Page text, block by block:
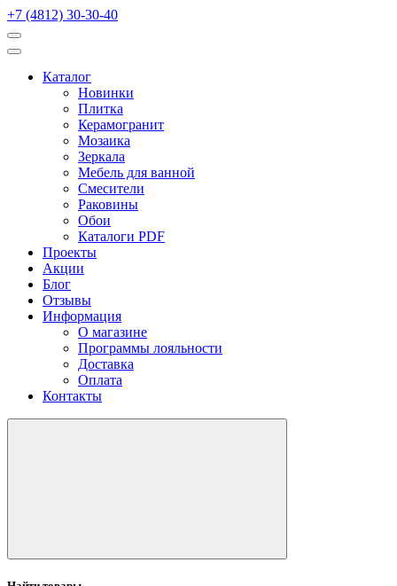
+7 (4812) 30-30-40
Каталог
Новинки
Плитка
Керамогранит
Мозаика
Зеркала
Мебель для ванной
Смесители
Раковины
Обои
Каталоги PDF
Проекты
Акции
Блог
Отзывы
Информация
О магазине
Программы лояльности
Доставка
Оплата
Контакты